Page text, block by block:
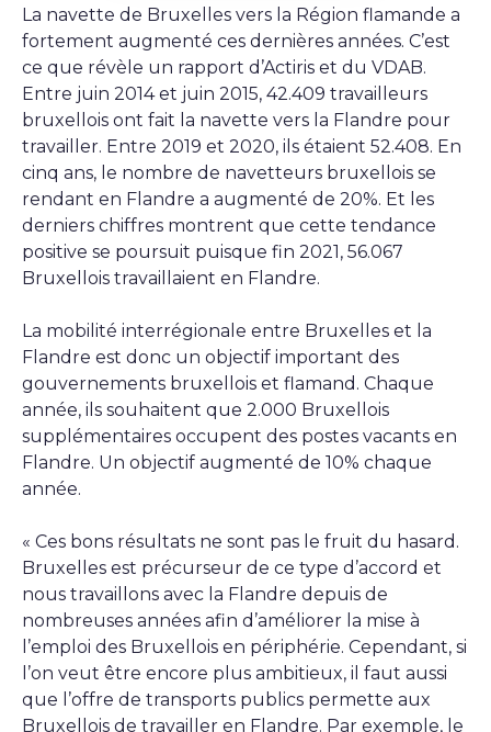
La navette de Bruxelles vers la Région flamande a
fortement augmenté ces dernières années. C’est
ce que révèle un rapport d’Actiris et du VDAB.
Entre juin 2014 et juin 2015, 42.409 travailleurs
bruxellois ont fait la navette vers la Flandre pour
travailler. Entre 2019 et 2020, ils étaient 52.408. En
cinq ans, le nombre de navetteurs bruxellois se
rendant en Flandre a augmenté de 20%. Et les
derniers chiffres montrent que cette tendance
positive se poursuit puisque fin 2021, 56.067
Bruxellois travaillaient en Flandre.
La mobilité interrégionale entre Bruxelles et la
Flandre est donc un objectif important des
gouvernements bruxellois et flamand. Chaque
année, ils souhaitent que 2.000 Bruxellois
supplémentaires occupent des postes vacants en
Flandre. Un objectif augmenté de 10% chaque
année.
« Ces bons résultats ne sont pas le fruit du hasard.
Bruxelles est précurseur de ce type d’accord et
nous travaillons avec la Flandre depuis de
nombreuses années afin d’améliorer la mise à
l’emploi des Bruxellois en périphérie. Cependant, si
l’on veut être encore plus ambitieux, il faut aussi
que l’offre de transports publics permette aux
Bruxellois de travailler en Flandre. Par exemple, le